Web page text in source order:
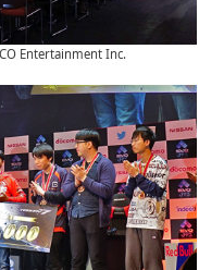
Entertainment Inc.